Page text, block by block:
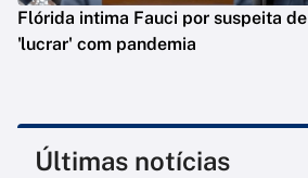
Flórida intima Fauci por suspeita de
'lucrar' com pandemia
Últimas notícias